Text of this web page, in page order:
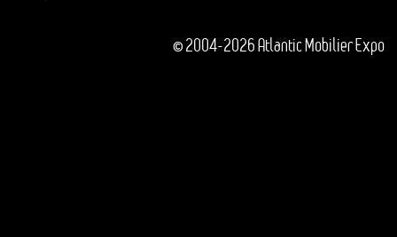
© 2004-2026 Atlantic Mobilier Expo